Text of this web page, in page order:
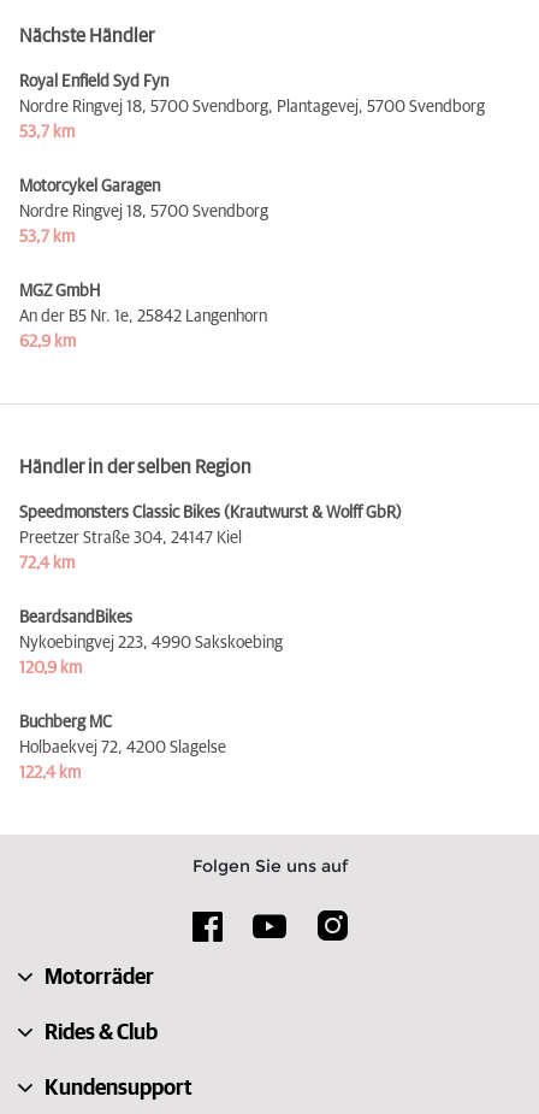
Nächste Händler
Royal Enfield Syd Fyn
Nordre Ringvej 18, 5700 Svendborg, Plantagevej, 5700 Svendborg
53,7 km
Motorcykel Garagen
Nordre Ringvej 18, 5700 Svendborg
53,7 km
MGZ GmbH
An der B5 Nr. 1e, 25842 Langenhorn
62,9 km
Händler in der selben Region
Speedmonsters Classic Bikes (Krautwurst & Wolff GbR)
Preetzer Straße 304, 24147 Kiel
72,4 km
BeardsandBikes
Nykoebingvej 223, 4990 Sakskoebing
120,9 km
Buchberg MC
Holbaekvej 72, 4200 Slagelse
122,4 km
Folgen Sie uns auf
Motorräder
Rides & Club
Kundensupport